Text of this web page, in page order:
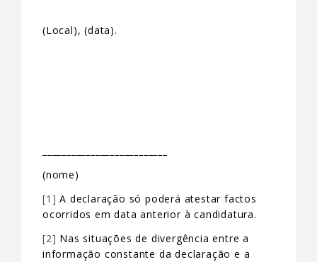
(Local), (data).
(nome)
[1] A declaração só poderá atestar factos
ocorridos em data anterior à candidatura.
[2] Nas situações de divergência entre a
informação constante da declaração e a